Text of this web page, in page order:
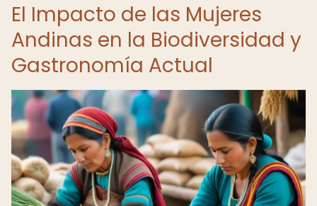
El Impacto de las Mujeres
Andinas en la Biodiversidad y
Gastronomía Actual